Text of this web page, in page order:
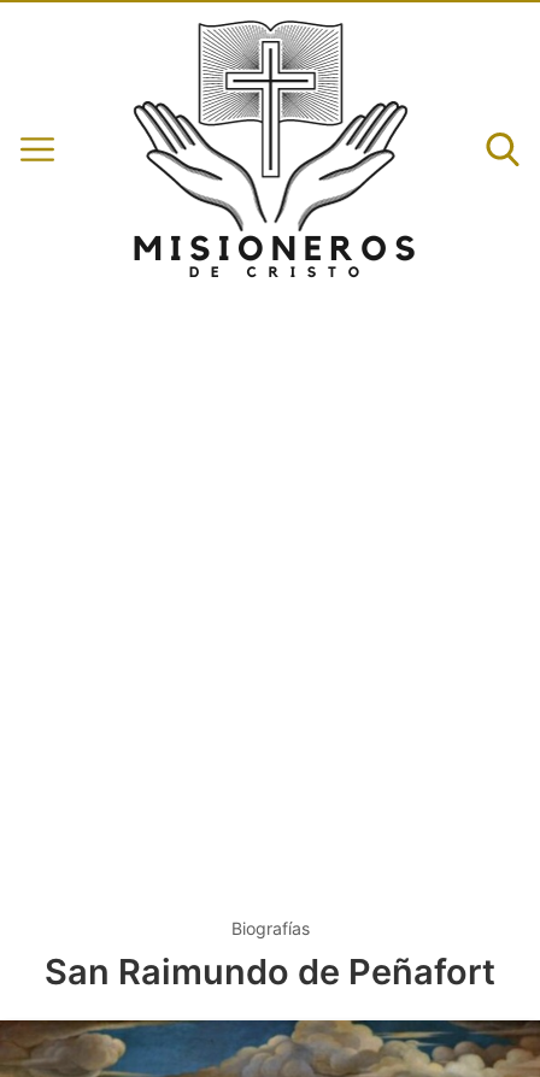
Biografías
San Raimundo de Peñafort